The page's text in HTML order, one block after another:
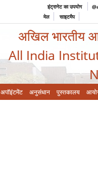
इंट्रानेट का उपयोग
मेल
साइटमैप
अखिल भारतीय
All India
अपॉइंटमेंट अनुसंधान पुस्तकालय